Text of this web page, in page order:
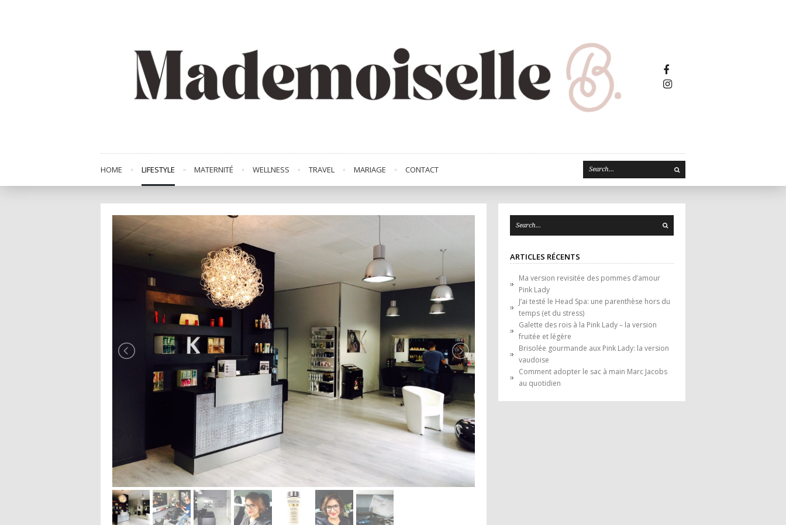
Facebook2
Instagram
HOME LIFESTYLE MATERNITÉ WELLNESS TRAVEL MARIAGE CONTACT
ARTICLES RÉCENTS
Ma version revisitée des pommes d’amour
Pink Lady
J’ai testé le Head Spa: une parenthèse hors du
temps (et du stress)
Galette des rois à la Pink Lady – la version
fruitée et légère
Brisolée gourmande aux Pink Lady: la version
vaudoise
Comment adopter le sac à main Marc Jacobs
au quotidien